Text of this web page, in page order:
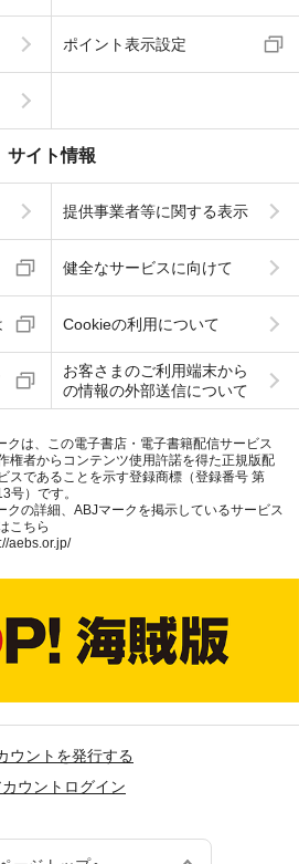
ポイント表示設定
サイト情報
提供事業者等に関する表示
健全なサービスに向けて
Cookieの利用について
お客さまのご利用端末から
の情報の外部送信について
クは、この電子書店・電子書籍配信サービス
権者からコンテンツ使用許諾を得た正規版配
スであることを示す登録商標（登録番号 第
号）です。
クの詳細、ABJマークを掲示しているサービス
こちら
aebs.or.jp/
ウントを発行する
ウントログイン